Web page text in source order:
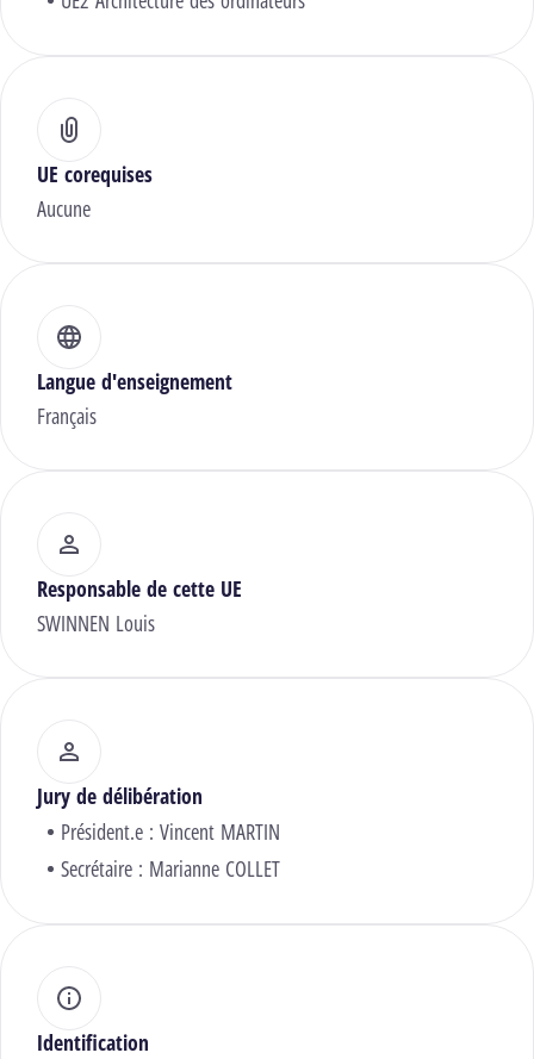
UE corequises
Aucune
Langue d'enseignement
Français
Responsable de cette UE
SWINNEN Louis
Jury de délibération
Président.e : Vincent MARTIN
Secrétaire : Marianne COLLET
Identification